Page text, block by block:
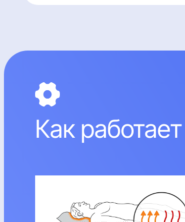
Как